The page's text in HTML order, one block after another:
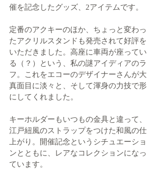
催を記念したグッズ、2アイテムです。
定番のアクキーのほか、ちょっと変わっ
たアクリルスタンドも発売されて好評を
いただきました。高座に車両が座ってい
る（？）という、私の謎アイディアのラ
フ。これをエコーのデザイナーさんが大
真面目に淡々と、そして渾身の力技で形
にしてくれました。
キーホルダーもいつもの金具と違って、
江戸紐風のストラップをつけた和風の仕
上がり。開催記念というシチュエーショ
ンとともに、レアなコレクションになっ
ています。